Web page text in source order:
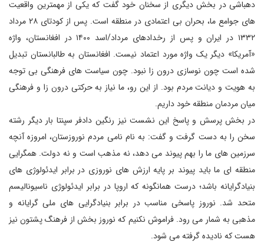
دهباشی در بخش دیگری از سخنان خود گفت که یکی از مهمترین واقعیت
های جوامع ما، بحران بی اعتمادی در منطقه است. پس از کودتای ۲۸ مرداد
۱۳۳۲ در ایران و پس از رخدادهای مرداد/اسد ۱۴۰۰ در افغانستان، واژه
«آمریکا» دیگر یک واژه مورد اعتماد نیست. افغانستان به طالبانستان تبدیل
شده است چون نوسازی درون زا نبود. چون سیاست های فرهنگی بی توجه
به هویت و دیانت مردم بود. از این رو، ما نیاز به حرکتی درون زا و فرهنگی
میان مردمان منطقه خود داریم.
در بخش پرسش و پاسخ این نشست نیز رنگین دادفر سپنتا بار دیگر رشته
سخن را به دست گرفت و گفت: به نام نامی مردم نوروزستان، امروزه آنچه
سرزمین های ما را بهم پیوند می دهد، نه مذهب است و نه دولت. همگرایی
منطقه ای ما باید پیوند بر پایه ارزش های نوروزی در برابر ایدئولوژی های
بنیادگرایانه باشد؛ درست همانگونه که اروپا در برابر ایدئولوژی ناسیونالیسم
متحد شد. نوروز پاسخی مناسب در برابر بنیادگرایی های ملی گرایانه و
مذهبی به شمار می رود. فراموش نکنیم که نوروز بخش از فرهنگ پشتون نیز
هست که نادیده گرفته می شود.